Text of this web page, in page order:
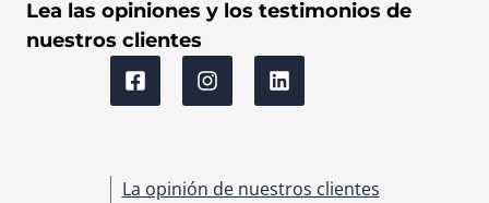
Lea las opiniones y los testimonios de
nuestros clientes
La opinión de nuestros clientes